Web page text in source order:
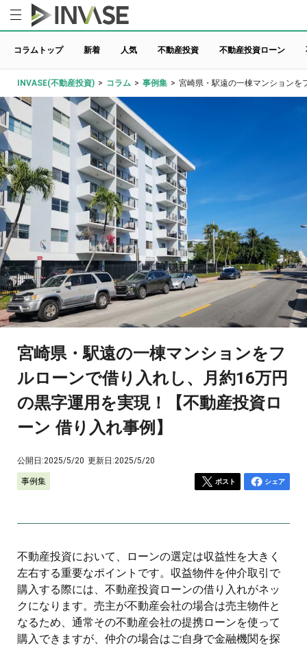
コラムトップ 新着 人気 不動産投資 不動産投資ローン
INVASE(不動産投資) > コラム > 事例集 > 宮崎県・駅遠の一棟マンションを
宮崎県・駅遠の一棟マンションをフ
ルローンで借り入れし、月約16万円
の黒字運用を実現！【不動産投資ロ
ーン 借り入れ事例】
公開日:2025/5/20 更新日:2025/5/20
事例集 ポスト シェア
不動産投資において、ローンの選定は収益性を大きく
左右する重要なポイントです。収益物件を仲介取引で
購入する際には、不動産投資ローンの借り入れがネッ
クになります。売主が不動産会社の場合は売主物件と
なるため、通常その不動産会社の提携ローンを使って
購入できますが、仲介の場合はご自身で金融機関を探